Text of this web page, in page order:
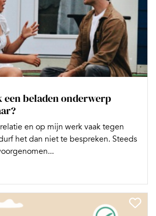
een beladen onderwerp
en op mijn werk vaak tegen
het dan niet te bespreken. Steeds